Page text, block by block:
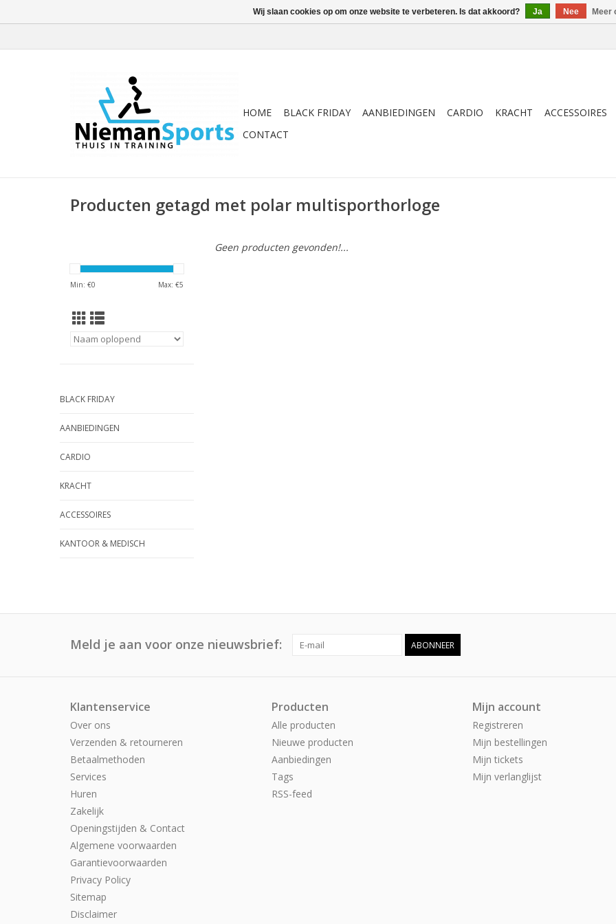
HOME BLACK FRIDAY AANBIEDINGEN CARDIO KRACHT
ACCESSOIRES
CONTACT
Producten getagd met polar multisporthorloge
Min: €0 Max: €5
BLACK FRIDAY
AANBIEDINGEN
CARDIO
KRACHT
ACCESSOIRES
KANTOOR & MEDISCH
Geen producten gevonden!...
Meld je aan voor onze nieuwsbrief: ABONNEER
Klantenservice
Over ons
Verzenden & retourneren
Betaalmethoden
Services
Huren
Zakelijk
Openingstijden & Contact
Algemene voorwaarden
Garantievoorwaarden
Privacy Policy
Sitemap
Disclaimer
Producten
Alle producten
Nieuwe producten
Aanbiedingen
Tags
RSS-feed
Mijn account
Registreren
Mijn bestellingen
Mijn tickets
Mijn verlanglijst
Wij slaan cookies op om onze website te verbeteren. Is dat akkoord? Ja Nee Meer